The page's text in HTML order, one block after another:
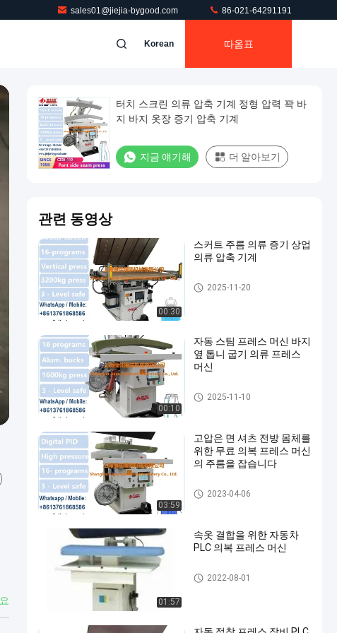
sales01@jiejia-bygood.com 86-021-64291191
Korean 따옴표
터치 스크린 의류 압축 기계 정형 압력 꽉 바
지 바지 옷장 증기 압축 기계
지금 얘기해 더 알아보기
관련 동영상
00:30
스커트 주름 의류 증기 상업
의류 압축 기계
의류 압착기
2025-11-20
00:10
자동 스팀 프레스 머신 바지
옆 톱니 굽기 의류 프레스
머신
의류 압착기
2025-11-10
03:59
고압은 면 셔츠 전방 몸체를
위한 무료 의복 프레스 머신
의 주름을 잡습니다
의류 압착기
2023-04-06
01:57
속옷 결합을 위한 자동차
PLC 의복 프레스 머신
의류 압착기
2022-08-01